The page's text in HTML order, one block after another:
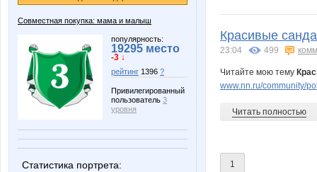
Совместная покупка: мама и малыш
популярность:
19295 место
-3 ↓
рейтинг 1396 ?
Привилегированный
пользователь 3
уровня
Статистика портрета:
Красивые
23:04 499
Читайте мою тему
www.nn.ru/community/
Читать полностью
1